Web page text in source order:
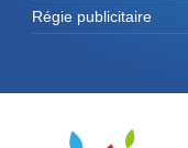
Régie publicitaire